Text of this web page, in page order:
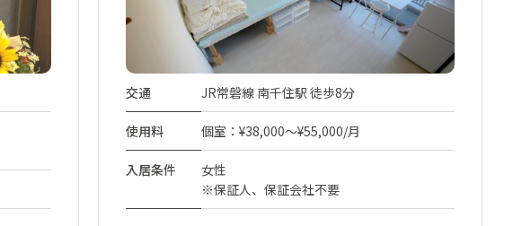
交通 JR常磐線 南千住駅 徒歩8分
使用料 個室：¥38,000～¥55,000/月
入居条件
女性
※保証人、保証会社不要